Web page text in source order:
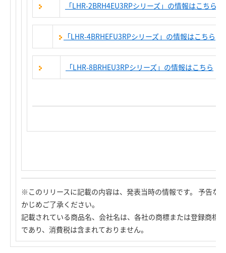
「LHR-2BRH4EU3RPシリーズ」の情報はこちら
「LHR-4BRHEFU3RPシリーズ」の情報はこちら
「LHR-8BRHEU3RPシリーズ」の情報はこちら
※このリリースに記載の内容は、発表当時の情報です。 予告な
かじめご了承ください。
記載されている商品名、会社名は、各社の商標または登録商標
であり、消費税は含まれておりません。